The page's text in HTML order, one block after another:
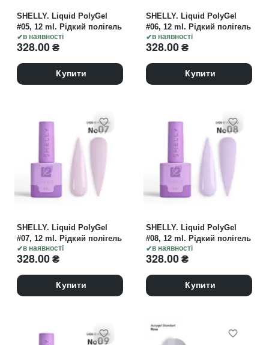
в наявності
SHELLY. Liquid PolyGel
#05, 12 ml. Рідкий полігель
328.00₴
Купити
в наявності
SHELLY. Liquid PolyGel
#06, 12 ml. Рідкий полігель
328.00₴
Купити
в наявності
SHELLY. Liquid PolyGel
#07, 12 ml. Рідкий полігель
328.00₴
Купити
в наявності
SHELLY. Liquid PolyGel
#08, 12 ml. Рідкий полігель
328.00₴
Купити